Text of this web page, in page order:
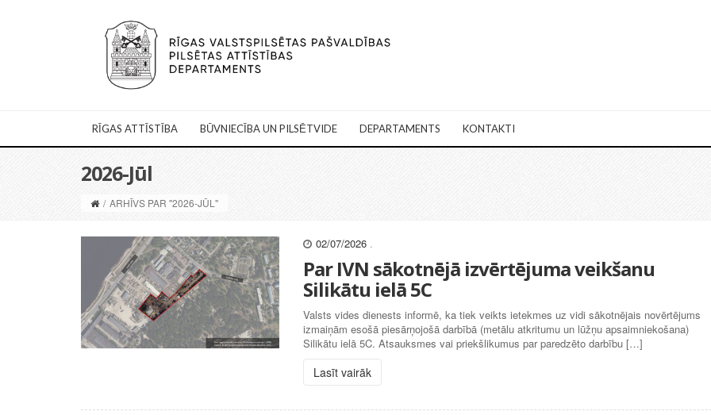
RĪGAS ATTĪSTĪBA BŪVNIECĪBA UN PILSĒTVIDE DEPARTAMENTS KONTAKTI
2026-Jūl
/ ARHĪVS PAR "2026-JŪL"
02/07/2026 .
Par IVN sākotnējā izvērtējuma veikšanu
Silikātu ielā 5C
Valsts vides dienests informē, ka tiek veikts ietekmes uz vidi sākotnējais novērtējums
izmaiņām esošā piesārņojošā darbībā (metālu atkritumu un lūžņu apsaimniekošana)
Silikātu ielā 5C. Atsauksmes vai priekšlikumus par paredzēto darbību […]
Lasīt vairāk